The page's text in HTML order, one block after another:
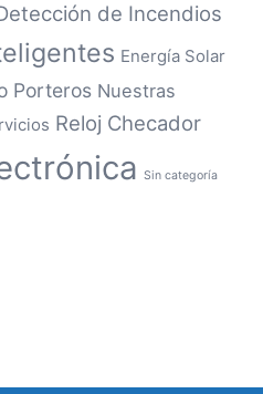
de Incendios
Energía Solar
Porteros Nuestras
Reloj Checador
Sin categoría